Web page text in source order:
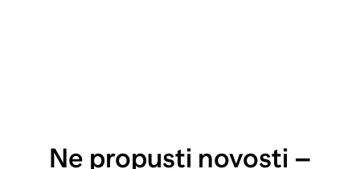
Ne propusti novosti –